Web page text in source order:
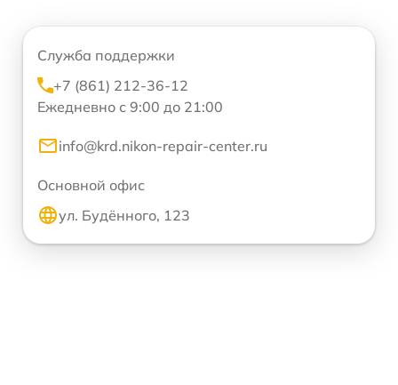
Служба поддержки
+7 (861) 212-36-12
Ежедневно с 9:00 до 21:00
info@krd.nikon-repair-center.ru
Основной офис
ул. Будённого, 123